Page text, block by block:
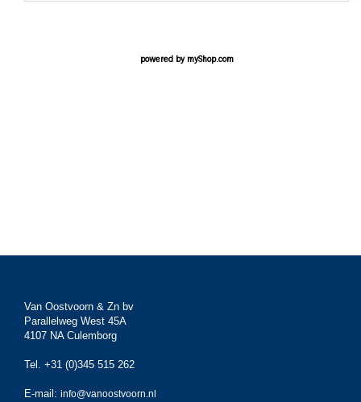
powered by myShop.com
Van Oostvoorn & Zn bv
Parallelweg West 45A
4107 NA Culemborg
Tel. +31 (0)345 515 262
E-mail: info@vanoostvoorn.nl